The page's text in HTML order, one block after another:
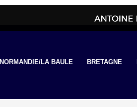
NORMANDIE/LA BAULE BRETAGNE